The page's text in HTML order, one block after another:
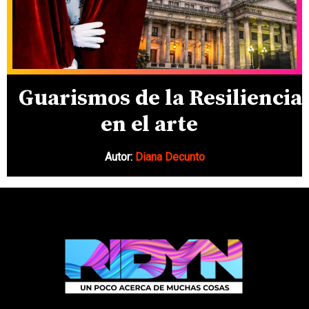
Guarismos de la Resiliencia
en el arte
Autor: Diana Decunto